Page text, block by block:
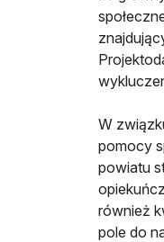
W
pomocy
powiatu
również
pole do